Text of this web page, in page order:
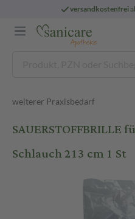
versandkostenfrei
weiterer Praxisbedarf
Schlauch 213 cm 1 St